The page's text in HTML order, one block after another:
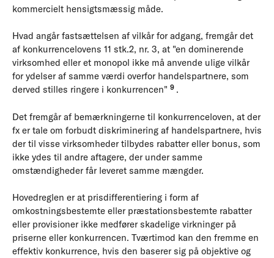
kommercielt hensigtsmæssig måde.
Hvad angår fastsættelsen af vilkår for adgang, fremgår det
af konkurrencelovens 11 stk.2, nr. 3, at "en dominerende
virksomhed eller et monopol ikke må anvende ulige vilkår
for ydelser af samme værdi overfor handelspartnere, som
derved stilles ringere i konkurrencen" 9.
Det fremgår af bemærkningerne til konkurrenceloven, at der
fx er tale om forbudt diskriminering af handelspartnere, hvis
der til visse virksomheder tilbydes rabatter eller bonus, som
ikke ydes til andre aftagere, der under samme
omstændigheder får leveret samme mængder.
Hovedreglen er at prisdifferentiering i form af
omkostningsbestemte eller præstationsbestemte rabatter
eller provisioner ikke medfører skadelige virkninger på
priserne eller konkurrencen. Tværtimod kan den fremme en
effektiv konkurrence, hvis den baserer sig på objektive og